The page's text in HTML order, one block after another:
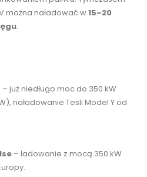
można naładować w15–20
.
– już niedługo moc do 350 kW
naładowanie Tesli Model Y od
– ładowanie z mocą 350 kW